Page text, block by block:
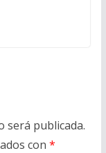
será publicada.
con *